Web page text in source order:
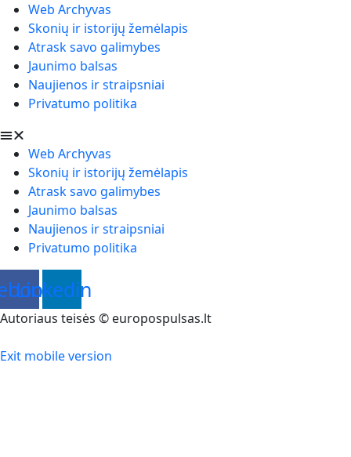
Web Archyvas
Skonių ir istorijų žemėlapis
Atrask savo galimybes
Jaunimo balsas
Naujienos ir straipsniai
Privatumo politika
Web Archyvas
Skonių ir istorijų žemėlapis
Atrask savo galimybes
Jaunimo balsas
Naujienos ir straipsniai
Privatumo politika
Linkedin
Autoriaus teisės © europospulsas.lt
Exit mobile version